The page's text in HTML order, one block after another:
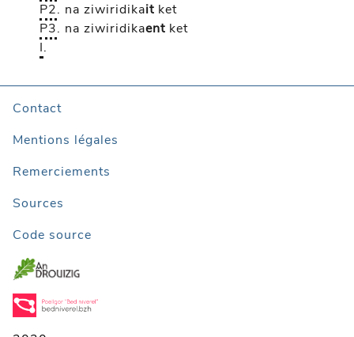
P2. na ziwiridikait ket
P3. na ziwiridikaent ket
I.
Contact
Mentions légales
Remerciements
Sources
Code source